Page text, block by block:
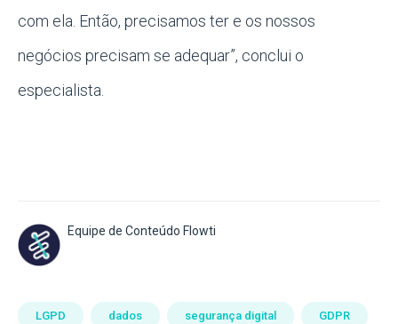
com ela. Então, precisamos ter e os nossos
negócios precisam se adequar”, conclui o
especialista.
Equipe de Conteúdo Flowti
LGPD dados segurança digital GDPR